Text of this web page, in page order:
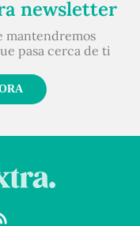
newsletter
mantendremos
pasa cerca de ti